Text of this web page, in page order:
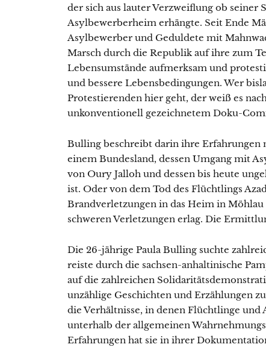
der sich aus lauter Verzweiflung ob seiner
Asylbewerberheim erhängte. Seit Ende
Asylbewerber und Geduldete mit
Marsch durch die Republik auf ihre zum
Lebensumstände aufmerksam und
und bessere Lebensbedingungen. Wer
Protestierenden hier geht, der weiß es
unkonventionell gezeichnetem Doku-
Bulling beschreibt darin ihre Erfahrungen
einem Bundesland, dessen Umgang mit
von Oury Jalloh und dessen bis heute
ist. Oder von dem Tod des Flüchtlings
Brandverletzungen in das Heim in Möhlau
schweren Verletzungen erlag. Die
Die 26-jährige Paula Bulling suchte
reiste durch die sachsen-anhaltinische
auf die zahlreichen
unzählige Geschichten und Erzählungen
die Verhältnisse, in denen Flüchtlinge
unterhalb der allgemeinen
Erfahrungen hat sie in ihrer